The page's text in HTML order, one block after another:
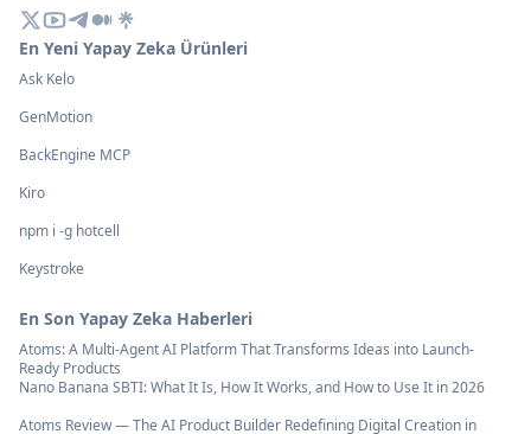
En Yeni Yapay Zeka Ürünleri
Ask Kelo
GenMotion
BackEngine MCP
Kiro
npm i -g hotcell
Keystroke
En Son Yapay Zeka Haberleri
Atoms: A Multi-Agent AI Platform That Transforms Ideas into Launch-
Ready Products
Nano Banana SBTI: What It Is, How It Works, and How to Use It in 2026
Atoms Review — The AI Product Builder Redefining Digital Creation in